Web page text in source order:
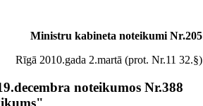
Ministru kabineta noteikumi Nr.205
Rīgā 2010.gada 2.martā (prot. Nr.11 32.§)
noteikumos Nr.388